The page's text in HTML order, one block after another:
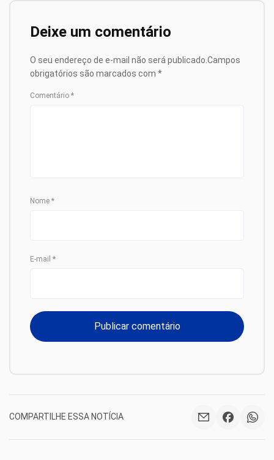
Deixe um comentário
O seu endereço de e-mail não será publicado. Campos
obrigatórios são marcados com *
Comentário *
Nome *
E-mail *
COMPARTILHE ESSA NOTÍCIA